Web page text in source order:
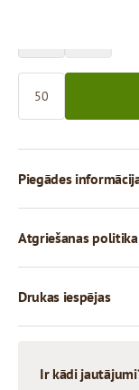
Piegādes
Atgriešanas politika
Drukas iespējas
Ir kādi